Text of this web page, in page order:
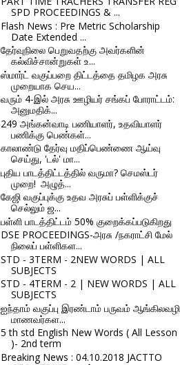
SPD PROCEEDINGS & ...
Flash News : Pre Metric Scholarship
Date Extended ...
தேர்வுநிலை பெறுவதற்கு அவர்களின்
கல்விச்சான்றுகள் உ...
ஸ்மார்ட் வகுப்பறை திட்டத்தை தமிழக அரசு
முறையாக செய...
வரும் 4-இல் அரசு ஊழியர் சங்கப் போராட்டம்:
அனுமதிக்...
249 அங்கன்வாடி பணியாளர், உதவியாளர்
பணிக்கு பெண்கள்...
காலாண்டு தேர்வு மதிப்பெண்ணை ஆய்வு
செய்து, 'டல்' மா...
புதிய பாடத்திட்டத்தில் வருமா? செமஸ்டர்
முறை! அழுத்...
கேஜி வகுப்புக்கு உதவ அரசுப் பள்ளிக்குச்
செல்லும் ஜ...
பள்ளி பாடத்திட்டம் 50% குறைக்கப்படுகிறது
DSE PROCEEDINGS-அரசு /நகராட்சி மேல்
நிலைப் பள்ளிகள...
STD - 3TERM - 2NEW WORDS | ALL
SUBJECTS
STD - 4TERM - 2 | NEW WORDS | ALL
SUBJECTS
ஐந்தாம் வகுப்பு இரண்டாம் பருவம் ஆங்கிலவழி
மாணவர்கள...
5 th std English New Words ( All Lesson
)- 2nd term
Breaking News : 04.10.2018 JACTTO